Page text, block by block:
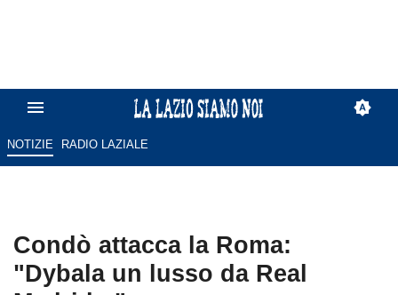
NOTIZIE RADIO LAZIALE
Condò attacca la Roma:
"Dybala un lusso da Real